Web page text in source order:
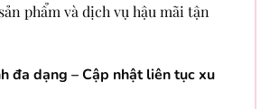
phẩm và dịch vụ hậu mãi tận
đa dạng – Cập nhật liên tục xu